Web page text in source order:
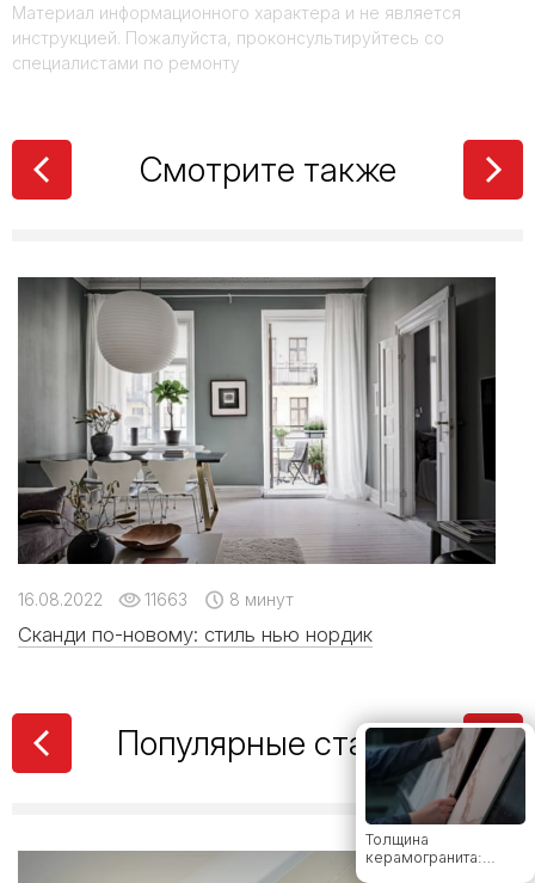
Материал информационного характера и не является
инструкцией. Пожалуйста, проконсультируйтесь со
специалистами по ремонту
коллекциями LB
Ceramics
керамогранита
выбрать: виды,
рейтинг брендов и
советы мастера
Керамическая
плитка или
керамогранит – все
дружат с
широкоформатным
керамогранитом
Толщина
керамогранита:
Смотрите также
16.08.2022 11663 8 минут
Сканди по-новому: стиль нью нордик
Популярные статьи